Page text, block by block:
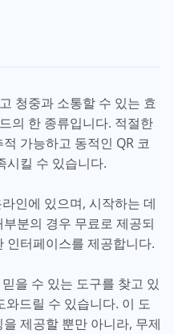
청중과 소통할 수 있는 효
의 한 종류입니다. 적절한
가능하고 동적인 QR 코
시킬 수 있습니다.
인에 있으며, 시작하는 데
분의 경우 무료로 제공되
인터페이스를 제공합니다.
을 수 있는 도구를 찾고 있
드릴 수 있습니다. 이 도
제공할 뿐만 아니라, 무제